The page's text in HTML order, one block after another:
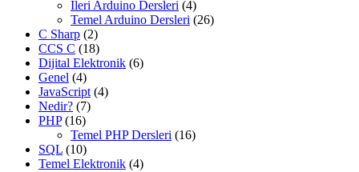
İleri Arduino Dersleri (4)
Temel Arduino Dersleri (26)
C Sharp (2)
CCS C (18)
Dijital Elektronik (6)
Genel (4)
JavaScript(4)
Nedir? (7)
PHP(16)
Temel PHP Dersleri (16)
SQL (10)
Temel Elektronik (4)